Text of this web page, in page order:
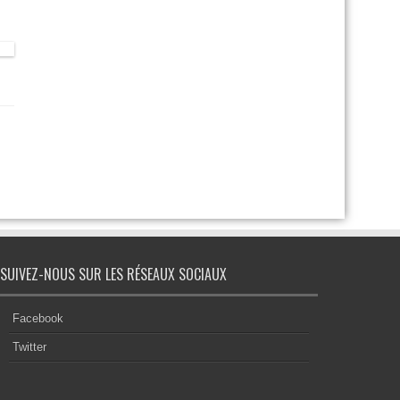
SUIVEZ-NOUS SUR LES RÉSEAUX SOCIAUX
Facebook
Twitter